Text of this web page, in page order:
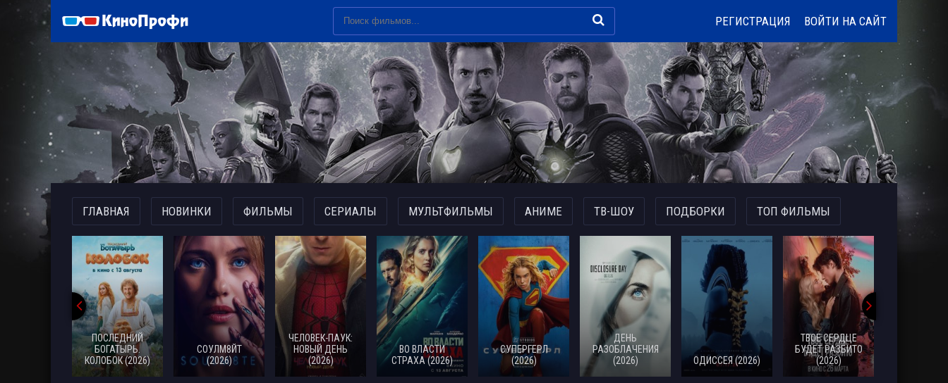
РЕГИСТРАЦИЯ ВОЙТИ НА САЙТ
ГЛАВНАЯ НОВИНКИ ФИЛЬМЫ СЕРИАЛЫ МУЛЬТФИЛЬМЫ АНИМЕ ТВ-ШОУ ПОДБОРКИ ТОП ФИЛЬМЫ
ПОСЛЕДНИЙ
БОГАТЫРЬ.
КОЛОБОК (2026)
СОУЛМ8ЙТ
(2026)
ЧЕЛОВЕК-ПАУК:
НОВЫЙ ДЕНЬ
(2026)
ВО ВЛАСТИ
СТРАХА (2026)
СУПЕРГЕРЛ
(2026)
ДЕНЬ
РАЗОБЛАЧЕНИЯ
(2026)
ОДИССЕЯ (2026)
ТВОЕ СЕРДЦЕ
БУДЕТ РАЗБИТО
(2026)